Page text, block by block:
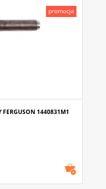
FERGUSON 1440831M1
promocja